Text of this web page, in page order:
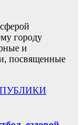
городу
и
посвященные